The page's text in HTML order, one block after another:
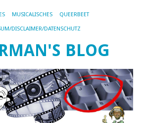
MUSICALISCHES QUEERBEET
DISCLAIMER/DATENSCHUTZ
BLOG